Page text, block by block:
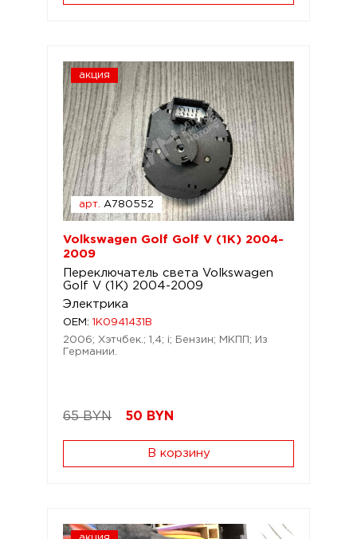
акция
арт. A780552
Volkswagen Golf Golf V (1K) 2004-
2009
Переключатель света Volkswagen
Golf V (1K) 2004-2009
Электрика
OEM: 1K0941431B
2006; Хэтчбек.; 1,4; i; Бензин; МКПП; Из
Германии.
65 BYN 50 BYN
В корзину